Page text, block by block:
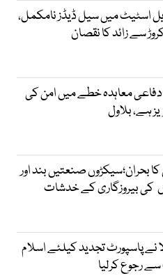
اسٹیٹ میں سیل ڈیڈز نامکمل،
معاہدہ خطے میں امن کی
ہے، بلاول
بحران؛سیکڑوں صنعتیں بند اور
کی بیروزگاری کے خدشات
نے پاسپورٹ تجدید کیلئے اسلام
سے رجوع کرلیا